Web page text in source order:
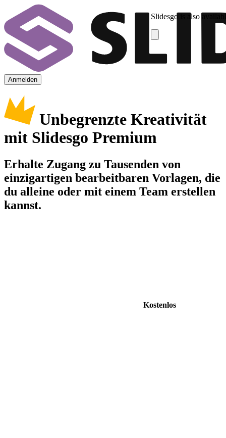
Slidesgo is also
Anmelden
Unbegrenzte Kreativität
mit Slidesgo Premium
Erhalte Zugang zu Tausenden von
einzigartigen bearbeitbaren Vorlagen, die
du alleine oder mit einem Team erstellen
kannst.
Kostenlos